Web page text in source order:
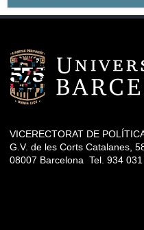
VICERECTORAT DE
G.V. de les Corts Catalanes,
08007 Barcelona Tel. 934 031